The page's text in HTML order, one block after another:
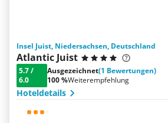
Insel Juist, Niedersachsen, Deutschland
Atlantic Juist
5.7/
6.0
Ausgezeichnet(1 Bewertungen)
100 %Weiterempfehlung
Hoteldetails